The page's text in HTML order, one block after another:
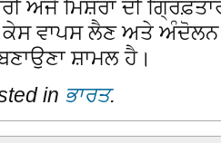
ਅਜੈ ਮਿਸ਼ਰਾ ਦੀ
ਕੇਸ ਵਾਪਸ ਲੈਣ ਅਤੇ
ਸ਼ਾਮਲ ਹੈ।
in ਭਾਰਤ.